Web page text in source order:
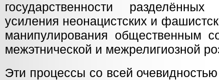
государственности
усиления неонацистских и
манипулирования общественным
межэтнической и межрелигиозной
Эти процессы со всей